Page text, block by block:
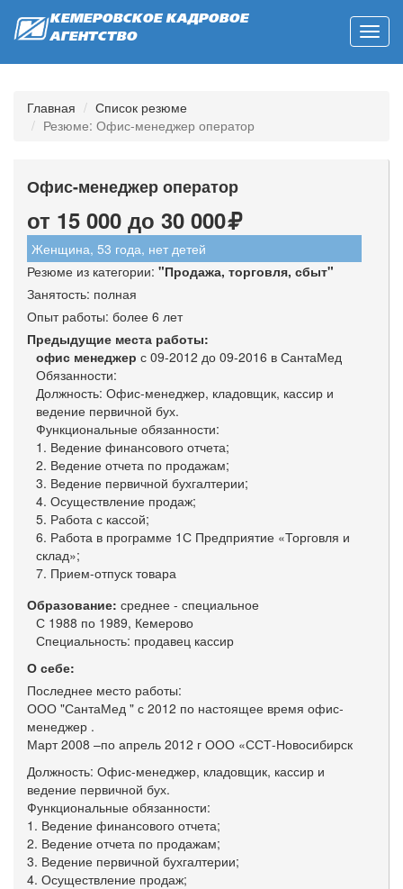
КЕМЕРОВСКОЕ КАДРОВОЕ
АГЕНТСТВО
Главная
Список резюме
Резюме: Офис-менеджер оператор
Офис-менеджер оператор
от 15 000 до 30 000
Женщина, 53 года, нет детей
Резюме из категории: "Продажа, торговля, сбыт"
Занятость: полная
Опыт работы: более 6 лет
Предыдущие места работы:
офис менеджер с 09-2012 до 09-2016 в СантаМед
Обязанности:
Должность: Офис-менеджер, кладовщик, кассир и
ведение первичной бух.
Функциональные обязанности:
1. Ведение финансового отчета;
2. Ведение отчета по продажам;
3. Ведение первичной бухгалтерии;
4. Осуществление продаж;
5. Работа с кассой;
6. Работа в программе 1С Предприятие «Торговля и
склад»;
7. Прием-отпуск товара
Образование: среднее - специальное
С 1988 по 1989, Кемерово
Специальность: продавец кассир
О себе:
Последнее место работы:
ООО "СантаМед " с 2012 по настоящее время офис-
менеджер .
Март 2008 –по апрель 2012 г ООО «ССТ-Новосибирск
Должность: Офис-менеджер, кладовщик, кассир и
ведение первичной бух.
Функциональные обязанности:
1. Ведение финансового отчета;
2. Ведение отчета по продажам;
3. Ведение первичной бухгалтерии;
4. Осуществление продаж;